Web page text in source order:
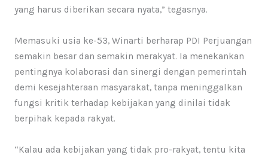
yang harus diberikan secara nyata,” tegasnya.
Memasuki usia ke-53, Winarti berharap PDI Perjuangan
semakin besar dan semakin merakyat. Ia menekankan
pentingnya kolaborasi dan sinergi dengan pemerintah
demi kesejahteraan masyarakat, tanpa meninggalkan
fungsi kritik terhadap kebijakan yang dinilai tidak
berpihak kepada rakyat.
“Kalau ada kebijakan yang tidak pro-rakyat, tentu kita